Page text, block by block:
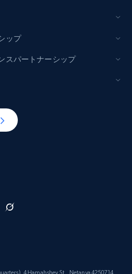
4 Hamahshev St., Netanya 4250714,
ップ
スパートナーシップ